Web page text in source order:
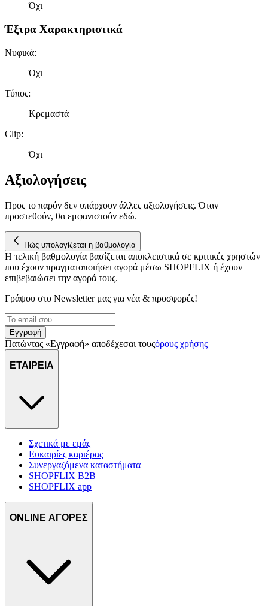
Όχι
Έξτρα Χαρακτηριστικά
Νυφικά:
Όχι
Τύπος:
Κρεμαστά
Clip:
Όχι
Αξιολογήσεις
Προς το παρόν δεν υπάρχουν άλλες αξιολογήσεις. Όταν
προστεθούν, θα εμφανιστούν εδώ.
Πώς υπολογίζεται η βαθμολογία
Η τελική βαθμολογία βασίζεται αποκλειστικά σε κριτικές χρηστών
που έχουν πραγματοποιήσει αγορά μέσω SHOPFLIX ή έχουν
επιβεβαιώσει την αγορά τους.
Γράψου στο Νewsletter μας για νέα & προσφορές!
Εγγραφή
Πατώντας «Εγγραφή» αποδέχεσαι τουςόρους χρήσης
ΕΤΑΙΡΕΙΑ
Σχετικά με εμάς
Ευκαιρίες καριέρας
Συνεργαζόμενα καταστήματα
SHOPFLIX B2B
SHOPFLIX app
ONLINE ΑΓΟΡΕΣ